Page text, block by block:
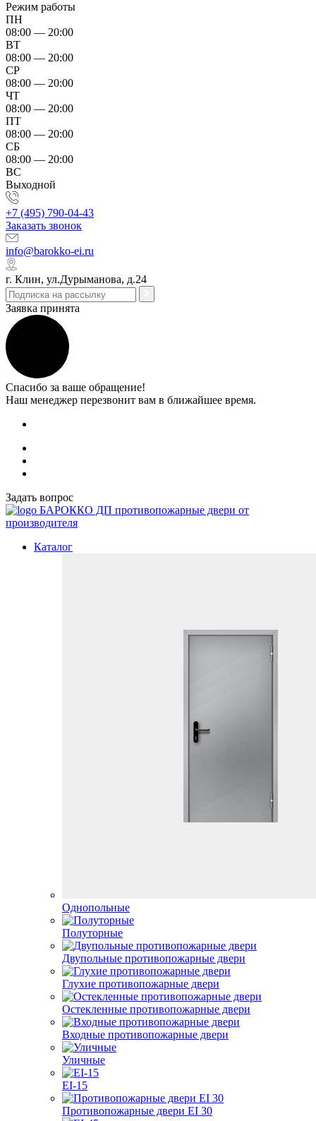
Режим работы
ПН
08:00 — 20:00
ВТ
08:00 — 20:00
СР
08:00 — 20:00
ЧТ
08:00 — 20:00
ПТ
08:00 — 20:00
СБ
08:00 — 20:00
ВС
Выходной
+7 (495) 790-04-43
Заказать звонок
info@barokko-ei.ru
г. Клин, ул.Дурыманова, д.24
Заявка принята
Спасибо за ваше обращение!
Наш менеджер перезвонит вам в ближайшее время.
Задать вопрос
БАРОККО ДП противопожарные двери от
производителя
Каталог
Однопольные
Полуторные
Двупольные противопожарные двери
Глухие противопожарные двери
Остекленные противопожарные двери
Входные противопожарные двери
Уличные
EI-15
Противопожарные двери EI 30